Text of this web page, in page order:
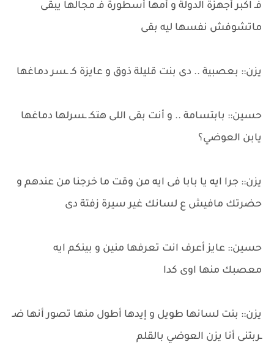
فـ اكبر أجهزة الدولة و أمها أسطورة فـ مجالها يبقى
ماتشوفش نفسها ليه بقى
يزن:: بعصبية .. دى بنت قليلة ذوق و عايزة كـ ـسر دماغها
حسين:: بابتسامة .. و أنت بقى اللى هتكـ ـسرلها دماغها
يابن العوضي؟
يزن:: جرا ايه يا بابا فى ايه من وقت ما خرجنا من عندهم و
حضرتك مافيش ع لسانك غير سيرة زفتة دى
حسين:: عايز أعرف انت تعرفها منين و بينكم ايه
معصبك منها اوى كدا
يزن:: بنت لسانها طويل و إيدها أطول منها تصور أنها ضـ
ـربتنى أنا يزن العوضي بالقلم